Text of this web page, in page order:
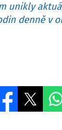
unikly
denně v